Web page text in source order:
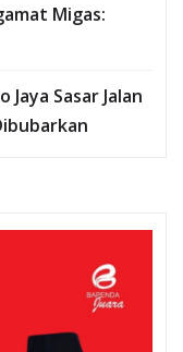
Migas:
Sasar Jalan